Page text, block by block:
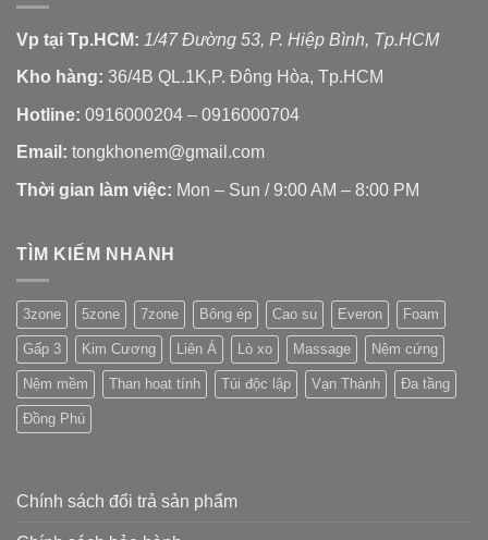
Vp tại Tp.HCM: 1/47 Đường 53, P. Hiệp Bình, Tp.HCM
Kho hàng: 36/4B QL.1K,P. Đông Hòa, Tp.HCM
Hotline: 0916000204 – 0916000704
Email: tongkhonem@gmail.com
Thời gian làm việc: Mon – Sun / 9:00 AM – 8:00 PM
TÌM KIẾM NHANH
3zone 5zone 7zone Bông ép Cao su Everon Foam
Gấp 3 Kim Cương Liên Á Lò xo Massage Nệm cứng
Nệm mềm Than hoạt tính Túi độc lập Vạn Thành Đa tầng
Đồng Phú
Chính sách đổi trả sản phẩm